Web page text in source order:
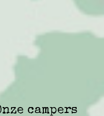
campers